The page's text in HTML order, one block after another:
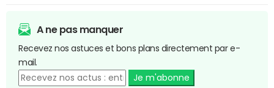
A ne pas manquer
Recevez nos astuces et bons plans directement par e-
mail.
Je m'abonne